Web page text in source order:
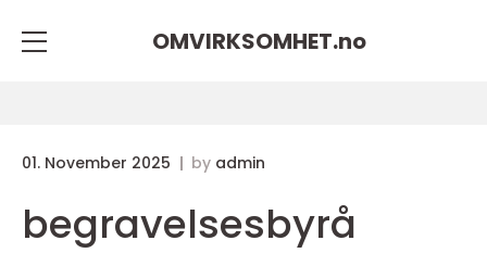
OMVIRKSOMHET.no
01. November 2025 by admin
begravelsesbyrå